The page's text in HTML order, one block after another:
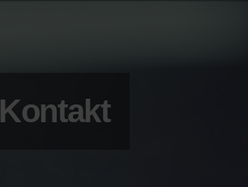
Kontakt